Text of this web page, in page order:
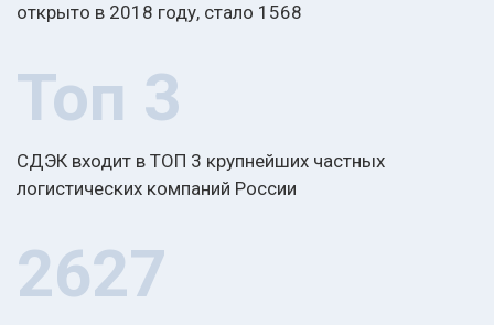
открыто в 2018 году, стало 1568
Топ 3
СДЭК входит в ТОП 3 крупнейших частных
логистических компаний России
2627